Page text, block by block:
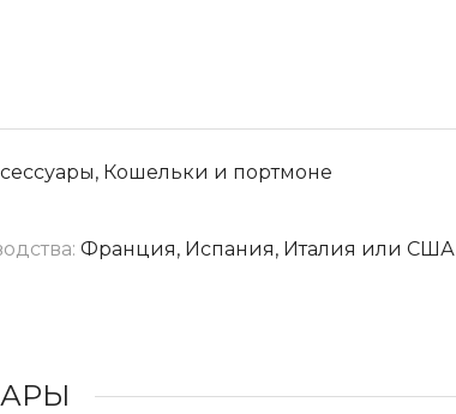
Кошельки и портмоне
Франция, Испания, Италия или США